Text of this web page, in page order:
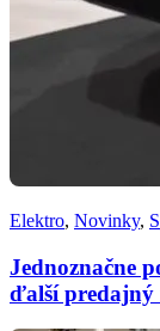
Elektro, Novinky,
Jednoznačne
ďalší predajný